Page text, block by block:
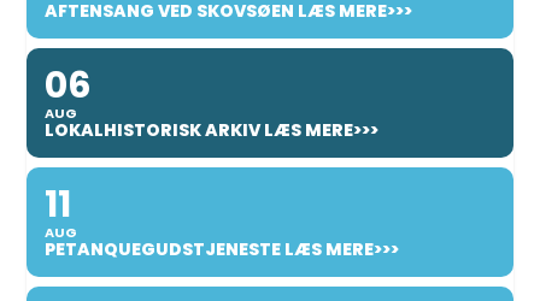
AFTENSANG VED SKOVSØEN LÆS MERE>>>
06
AUG
LOKALHISTORISK ARKIV LÆS MERE>>>
11
AUG
PETANQUEGUDSTJENESTE LÆS MERE>>>